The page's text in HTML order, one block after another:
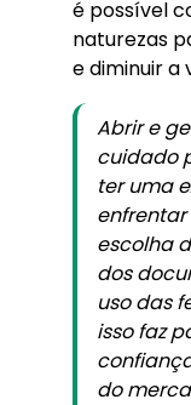
é possível
naturezas
e diminuir a
Abrir e
cuidado
ter uma
enfrentar
escolha
dos
uso das
isso faz
do